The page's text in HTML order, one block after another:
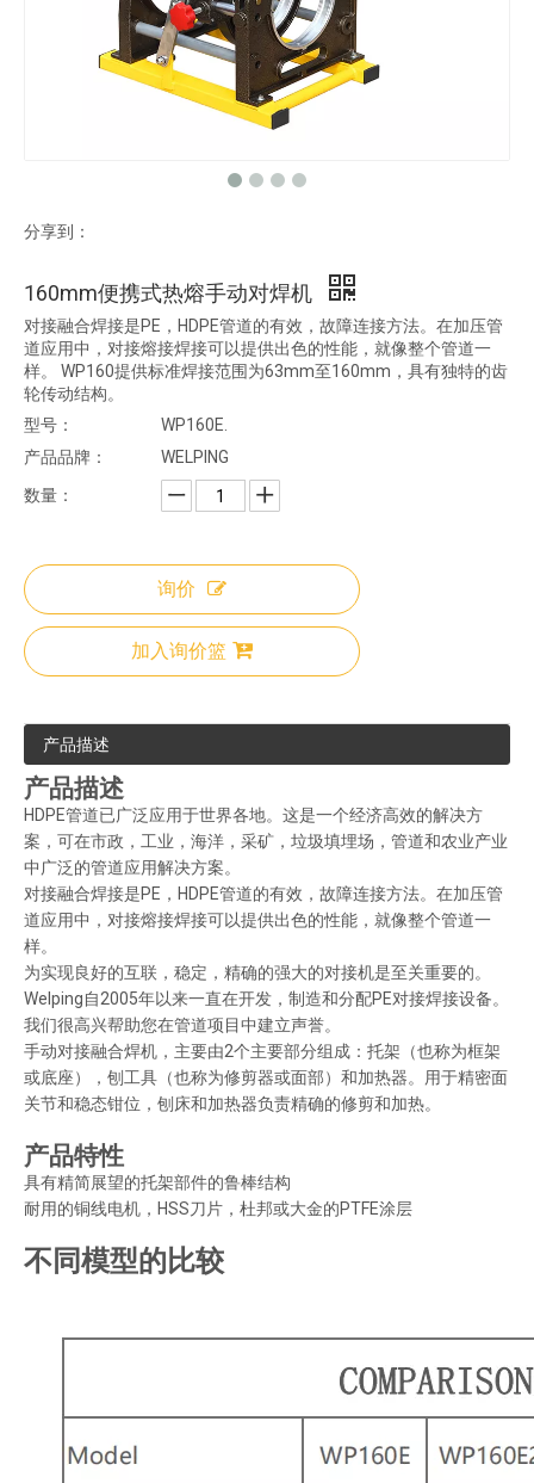
分享到：
160mm便携式热熔手动对焊机
对接融合焊接是PE，HDPE管道的有效，故障连接方法。在加压管
道应用中，对接熔接焊接可以提供出色的性能，就像整个管道一
样。 WP160提供标准焊接范围为63mm至160mm，具有独特的齿
轮传动结构。
型号：
WP160E.
产品品牌：
WELPING
数量：
询价
加入询价篮
产品描述
产品描述
HDPE管道已广泛应用于世界各地。这是一个经济高效的解决方
案，可在市政，工业，海洋，采矿，垃圾填埋场，管道和农业产业
中广泛的管道应用解决方案。
对接融合焊接是PE，HDPE管道的有效，故障连接方法。在加压管
道应用中，对接熔接焊接可以提供出色的性能，就像整个管道一
样。
为实现良好的互联，稳定，精确的强大的对接机是至关重要的。
Welping自2005年以来一直在开发，制造和分配PE对接焊接设备。
我们很高兴帮助您在管道项目中建立声誉。
手动对接融合焊机，主要由2个主要部分组成：托架（也称为框架
或底座），刨工具（也称为修剪器或面部）和加热器。用于精密面
关节和稳态钳位，刨床和加热器负责精确的修剪和加热。
产品特性
具有精简展望的托架部件的鲁棒结构
耐用的铜线电机，HSS刀片，杜邦或大金的PTFE涂层
不同模型的比较